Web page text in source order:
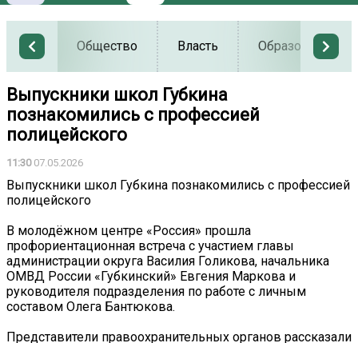
Общество Власть Образование
Выпускники школ Губкина
познакомились с профессией
полицейского
11:3007.05.2026
Выпускники школ Губкина познакомились с профессией
полицейского ‍
В молодёжном центре «Россия» прошла
профориентационная встреча с участием главы
администрации округа Василия Голикова, начальника
ОМВД России «Губкинский» Евгения Маркова и
руководителя подразделения по работе с личным
составом Олега Бантюкова.
Представители правоохранительных органов рассказали